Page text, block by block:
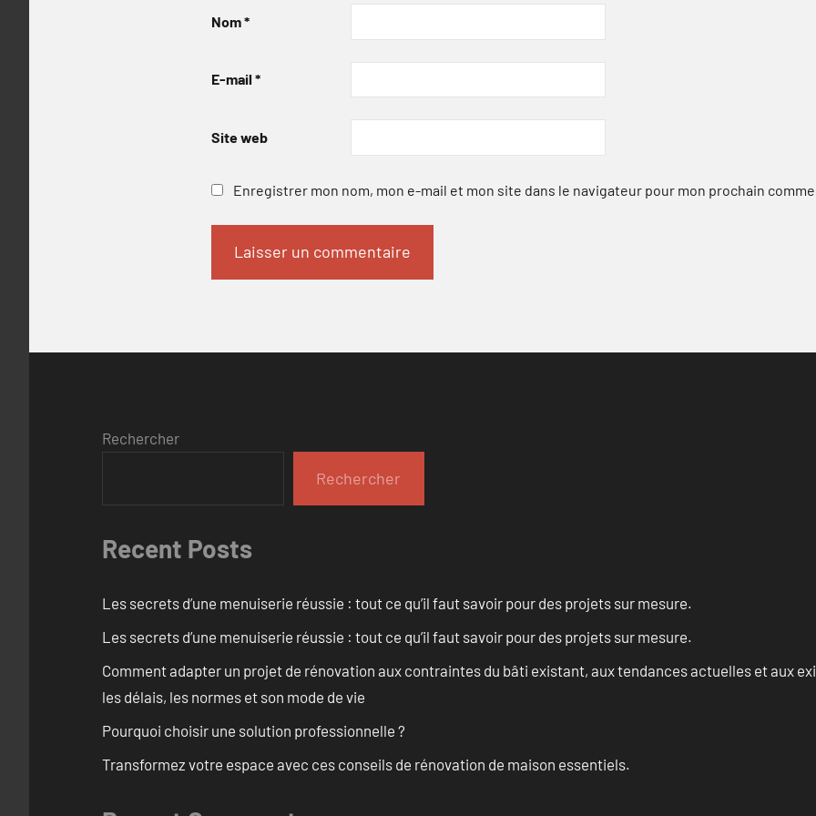
Nom*
E-mail *
Site web
Enregistrer mon nom, mon e-mail et mon site dans le navigateur pour mon prochain
Rechercher
Rechercher
Recent Posts
Les secrets d’une menuiserie réussie : tout ce qu’il faut savoir pour des projets sur mesure.
Les secrets d’une menuiserie réussie : tout ce qu’il faut savoir pour des projets sur mesure.
Comment adapter un projet de rénovation aux contraintes du bâti existant, aux tendances actuelles et aux
les délais, les normes et son mode de vie
Pourquoi choisir une solution professionnelle ?
Transformez votre espace avec ces conseils de rénovation de maison essentiels.